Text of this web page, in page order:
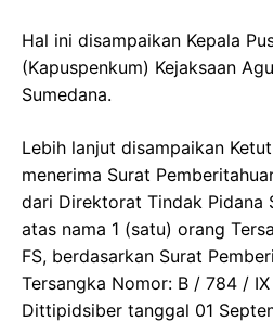
Hal ini disampaikan Kepala
(Kapuspenkum) Kejaksaan
Sumedana.
Lebih lanjut disampaikan
menerima Surat
dari Direktorat Tindak Pidana
atas nama 1 (satu) orang
FS, berdasarkan Surat
Tersangka Nomor: B / 784 /
Dittipidsiber tanggal 01